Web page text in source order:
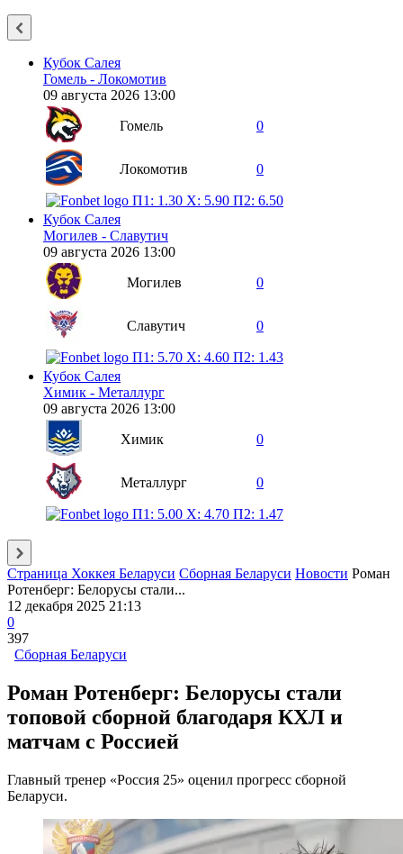
Кубок Салея
Гомель - Локомотив
09 августа 2026 13:00
Гомель
0
Локомотив 0
П1: 1.30 X: 5.90 П2: 6.50
Кубок Салея
Могилев - Славутич
09 августа 2026 13:00
Могилев
0
Славутич 0
П1: 5.70 X: 4.60 П2: 1.43
Кубок Салея
Химик - Металлург
09 августа 2026 13:00
Химик
0
Металлург 0
П1: 5.00 X: 4.70 П2: 1.47
Страница Хоккея Беларуси Сборная Беларуси Новости Роман
Ротенберг: Белорусы стали...
12 декабря 2025 21:13
0
397
Сборная Беларуси
Роман Ротенберг: Белорусы стали
топовой сборной благодаря КХЛ и
матчам с Россией
Главный тренер «Россия 25» оценил прогресс сборной
Беларуси.